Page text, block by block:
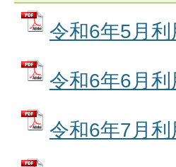
令和6年5月
令和6年6月
令和6年7月